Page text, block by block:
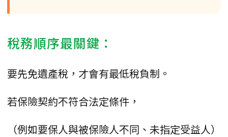
稅務順序最關鍵：
要先免遺產稅，才會有最低稅負制。
若保險契約不符合法定條件，
（例如要保人與被保險人不同、未指定受益人）